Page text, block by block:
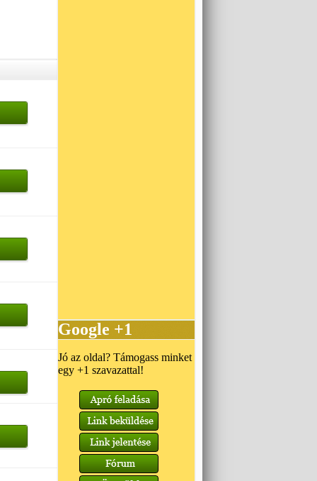
Google +1
Jó az oldal? Támogass minket
egy +1 szavazattal!